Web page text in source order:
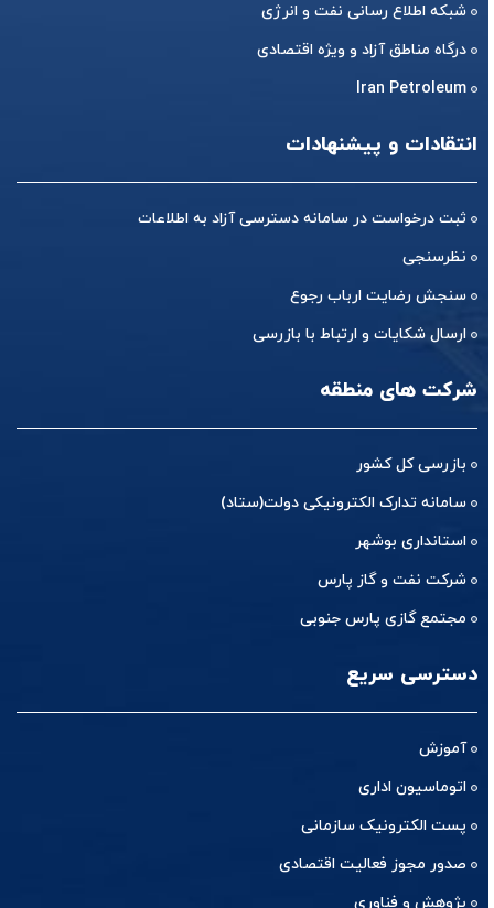
شبکه اطلاع رسانی نفت و انرژی
درگاه مناطق آزاد و ویژه اقتصادی
Iran Petroleum
انتقادات و پیشنهادات
ثبت درخواست در سامانه دسترسی آزاد به اطلاعات
نظرسنجی
سنجش رضایت ارباب رجوع
ارسال شکایات و ارتباط با بازرسی
شرکت های منطقه
بازرسی کل کشور
سامانه تدارک الکترونیکی دولت(ستاد)
استانداری بوشهر
شرکت نفت و گاز پارس
مجتمع گازی پارس جنوبی
دسترسی سریع
آموزش
اتوماسیون اداری
پست الکترونیک سازمانی
صدور مجوز فعالیت اقتصادی
پژوهش و فناوری